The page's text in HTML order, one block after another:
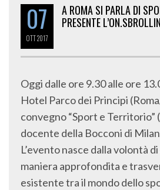
07
OTT2017
A ROMA SI PARLA DI
PRESENTE
Oggi dalle ore 9.30 alle ore
Hotel Parco dei Principi
convegno “Sport e Territorio”
docente della Bocconi di
L’evento nasce dalla volontà
maniera approfondita e
esistente tra il mondo dello